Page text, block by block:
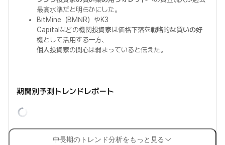
最高水準だと明らかにした。
BitMine（BMNR）やK3
Capitalなどの機関投資家は価格下落を戦略的な買いの好
機として活用する一方、
個人投資家の関心は弱まっていると伝えた。
期間別予測トレンドレポート
中長期のトレンド分析をもっと見る